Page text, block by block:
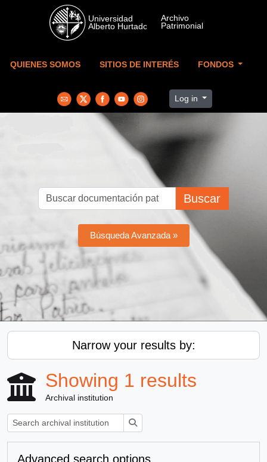
Skip to main content
QUIENES SOMOS SITIOS DE INTERÉS FONDOS
Log in
Buscar
Búsqueda Avanzada »
Narrow your results by:
Showing 1 results
Archival institution
Advanced search options